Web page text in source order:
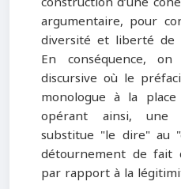
argumentaire, pour
diversité et liberté de
En conséquence,
discursive où le
monologue à la
opérant ainsi, une
substitue "le dire" au
détournement de fait
par rapport à la